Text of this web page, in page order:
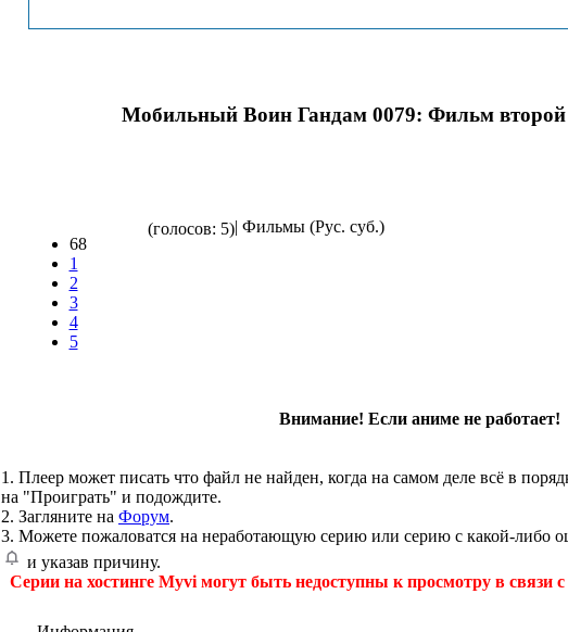
Мобильный Воин Гандам 0079: Фильм
68
1
2
3
4
5
(голосов: 5)| Фильмы (Рус. суб.)
Внимание! Если аниме не работает!
1. Плеер может писать что файл не найден, когда на самом деле всё в
на "Проиграть" и подождите.
2. Загляните на Форум.
3. Можете пожаловатся на неработающую серию или серию с какой-либо
и указав причину.
Серии на хостинге Myvi могут быть недоступны к просмотру в связи с